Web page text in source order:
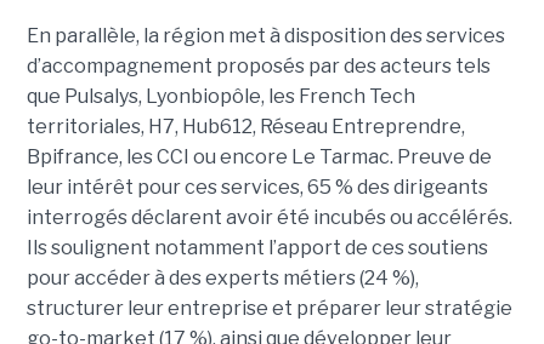
En parallèle, la région met à disposition des services
d’accompagnement proposés par des acteurs tels
que Pulsalys, Lyonbiopôle, les French Tech
territoriales, H7, Hub612, Réseau Entreprendre,
Bpifrance, les CCI ou encore Le Tarmac. Preuve de
leur intérêt pour ces services, 65 % des dirigeants
interrogés déclarent avoir été incubés ou accélérés.
Ils soulignent notamment l’apport de ces soutiens
pour accéder à des experts métiers (24 %),
structurer leur entreprise et préparer leur stratégie
go-to-market (17 %), ainsi que développer leur